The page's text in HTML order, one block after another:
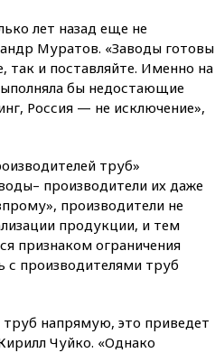
загорелся после падения
обломков дрона
08:57Собянин сообщил о
девяти БПЛА, сбитых на
подлете к Москве
регионами
08:16Лукашенко призвал
белорусов покупать избы в
селах
07:30Нигерия стала
крупнейшим поставщиком
обсуждают координацию
усилий против наркотрафика
лет назад еще не
Муратов. «Заводы готовы
так и поставляйте. Именно на
бы недостающие
Россия — не исключение»,
труб»
производители их даже
производители не
продукции, и тем
признаком ограничения
с производителями труб
труб напрямую, это приведет
Чуйко. «Однако